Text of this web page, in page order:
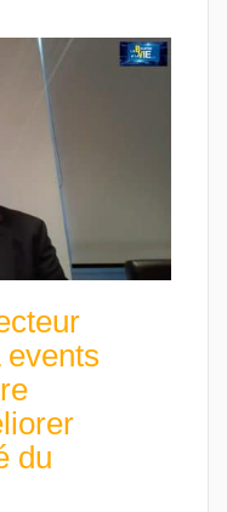
events
du